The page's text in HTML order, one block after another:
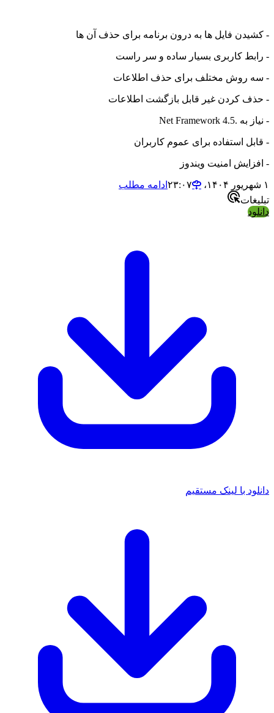
- کشیدن فایل ها به درون برنامه برای حذف آن ها
- رابط کاربری بسیار ساده و سر راست
- سه روش مختلف برای حذف اطلاعات
- حذف کردن غیر قابل بازگشت اطلاعات
- نیاز به .Net Framework 4.5
- قابل استفاده برای عموم کاربران
- افزایش امنیت ویندوز
۱ شهریور ۱۴۰۴،‏ ۲۳:۰۷
ادامه مطلب
تبلیغات
دانلود
دانلود با لینک مستقیم